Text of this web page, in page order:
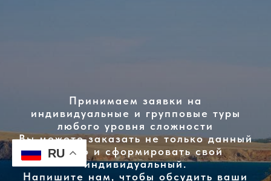
RU
Принимаем заявки на
индивидуальные и групповые туры
любого уровня сложности
Вы можете заказать не только данный
тур, но и сформировать свой
индивидуальный.
Напишите нам, чтобы обсудить ваши